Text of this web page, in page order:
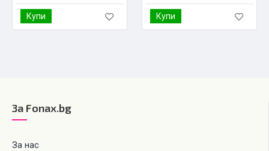
Купи Купи
За Fonax.bg
За нас